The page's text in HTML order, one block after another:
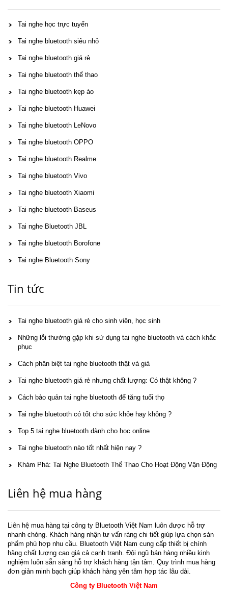
Tai nghe học trực tuyến
Tai nghe bluetooth siêu nhỏ
Tai nghe bluetooth giá rẻ
Tai nghe bluetooth thể thao
Tai nghe bluetooth kẹp áo
Tai nghe bluetooth Huawei
Tai nghe bluetooth LeNovo
Tai nghe bluetooth OPPO
Tai nghe bluetooth Realme
Tai nghe bluetooth Vivo
Tai nghe bluetooth Xiaomi
Tai nghe bluetooth Baseus
Tai nghe Bluetooth JBL
Tai nghe bluetooth Borofone
Tai nghe Bluetooth Sony
Tin tức
Tai nghe bluetooth giá rẻ cho sinh viên, học sinh
Những lỗi thường gặp khi sử dụng tai nghe bluetooth và cách khắc
phục
Cách phân biệt tai nghe bluetooth thật và giả
Tai nghe bluetooth giá rẻ nhưng chất lượng: Có thật không ?
Cách bảo quản tai nghe bluetooth để tăng tuổi thọ
Tai nghe bluetooth có tốt cho sức khỏe hay không ?
Top 5 tai nghe bluetooth dành cho học online
Tai nghe bluetooth nào tốt nhất hiện nay ?
Khám Phá: Tai Nghe Bluetooth Thể Thao Cho Hoạt Động Vận Động
Liên hệ mua hàng
Liên hệ mua hàng tại công ty Bluetooth Việt Nam luôn được hỗ trợ
nhanh chóng. Khách hàng nhận tư vấn ràng chi tiết giúp lựa chọn sản
phẩm phù hợp nhu cầu. Bluetooth Việt Nam cung cấp thiết bị chính
hãng chất lượng cao giá cả cạnh tranh. Đội ngũ bán hàng nhiều kinh
nghiệm luôn sẵn sàng hỗ trợ khách hàng tận tâm. Quy trình mua hàng
đơn giản minh bạch giúp khách hàng yên tâm hợp tác lâu dài.
Công ty Bluetooth Việt Nam